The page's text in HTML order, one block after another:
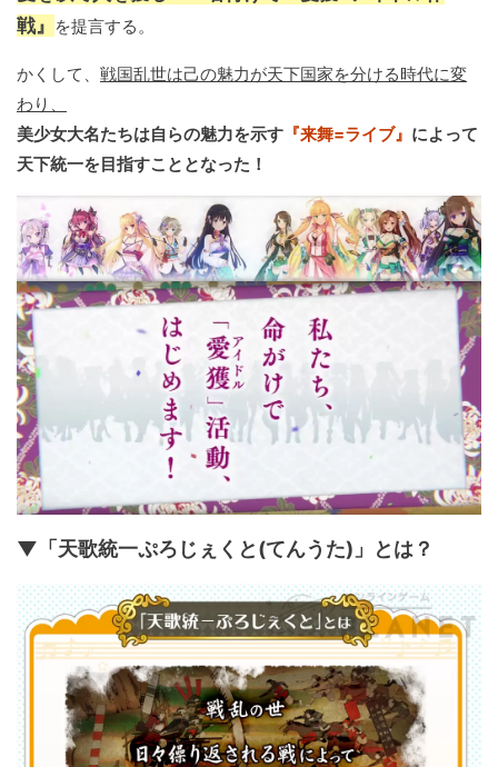
戦』 を提言する。
かくして、 戦国乱世は己の魅力が天下国家を分ける時代に変
わり、
美少女大名たちは自らの魅力を示す 『来舞=ライブ』 によって
天下統一を目指すこととなった！
▼「天歌統一ぷろじぇくと(てんうた)」とは？